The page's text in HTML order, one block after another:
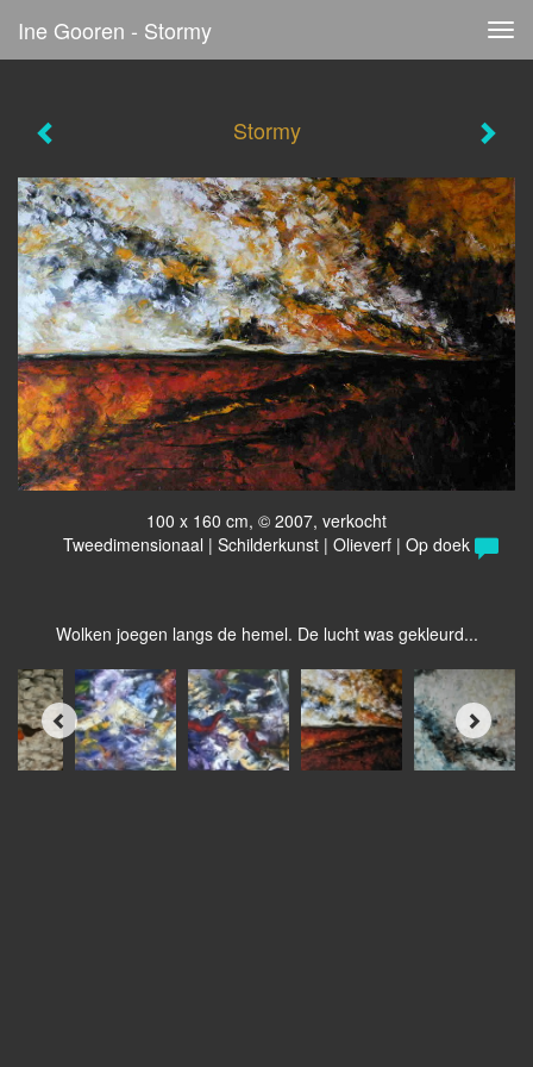
Ine Gooren - Stormy
Stormy
100 x 160 cm, © 2007, verkocht
Tweedimensionaal | Schilderkunst | Olieverf | Op doek
Wolken joegen langs de hemel. De lucht was gekleurd...